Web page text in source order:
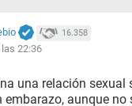
16.358
22:36
una relación sexual
embarazo, aunque no